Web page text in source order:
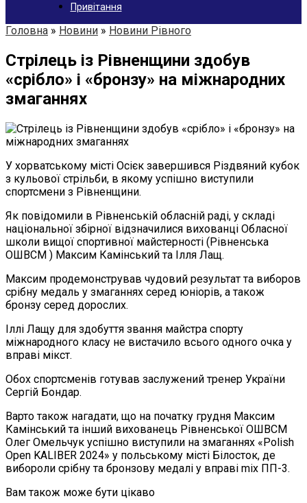
Привітання
Головна » Новини » Новини Рівного
Стрілець із Рівненщини здобув
«срібло» і «бронзу» на міжнародних
змаганнях
У хорватському місті Осієк завершився Різдвяний кубок
з кульової стрільби, в якому успішно виступили
спортсмени з Рівненщини.
Як повідомили в Рівненській обласній раді, у складі
національної збірної відзначилися вихованці Обласної
школи вищої спортивної майстерності (Рівненська
ОШВСМ ) Максим Камінський та Ілля Лащ.
Максим продемонстрував чудовий результат та виборов
срібну медаль у змаганнях серед юніорів, а також
бронзу серед дорослих.
Іллі Лащу для здобуття звання майстра спорту
міжнародного класу не вистачило всього одного очка у
вправі мікст.
Обох спортсменів готував заслужений тренер України
Сергій Бондар.
Варто також нагадати, що на початку грудня Максим
Камінський та інший вихованець Рівненської ОШВСМ
Олег Омельчук успішно виступили на змаганнях «Polish
Open KALIBER 2024» у польському місті Білосток, де
вибороли срібну та бронзову медалі у вправі mix ПП-3.
Вам також може бути цікаво